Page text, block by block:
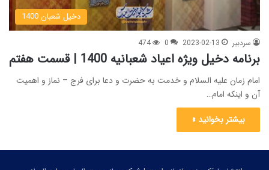
دخیل شعبان 1400
سردبیر 2023-02-13
0
474
برنامه دخیل ویژه اعیاد شعبانیه 1400 | قسمت هفتم
امام زمان علیه السلام و خدمت به حضرت و دعا برای فرج – نماز و اهمیت
آن و اینکه امام…
بیشتر بخوانید »